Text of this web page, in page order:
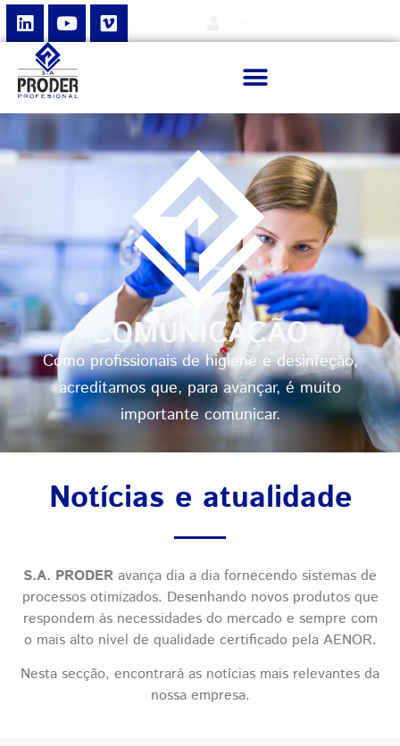
COMUNICAÇÃO
Como profissionais de higiene e desinfeção,
acreditamos que, para avançar, é muito
importante comunicar.
Notícias e atualidade
S.A. PRODER avança dia a dia fornecendo sistemas de
processos otimizados. Desenhando novos produtos que
respondem às necessidades do mercado e sempre com
o mais alto nível de qualidade certificado pela AENOR.
Nesta secção, encontrará as notícias mais relevantes da
nossa empresa.